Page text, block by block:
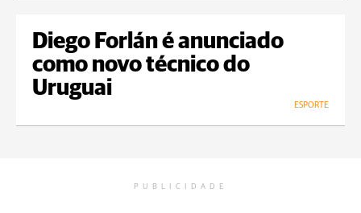
Diego Forlán é anunciado
como novo técnico do
Uruguai
ESPORTE
PUBLICIDADE